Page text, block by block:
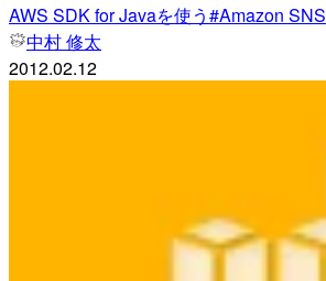
AWS SDK for Javaを使う#Amazon SNS
中村 修太
2012.02.12